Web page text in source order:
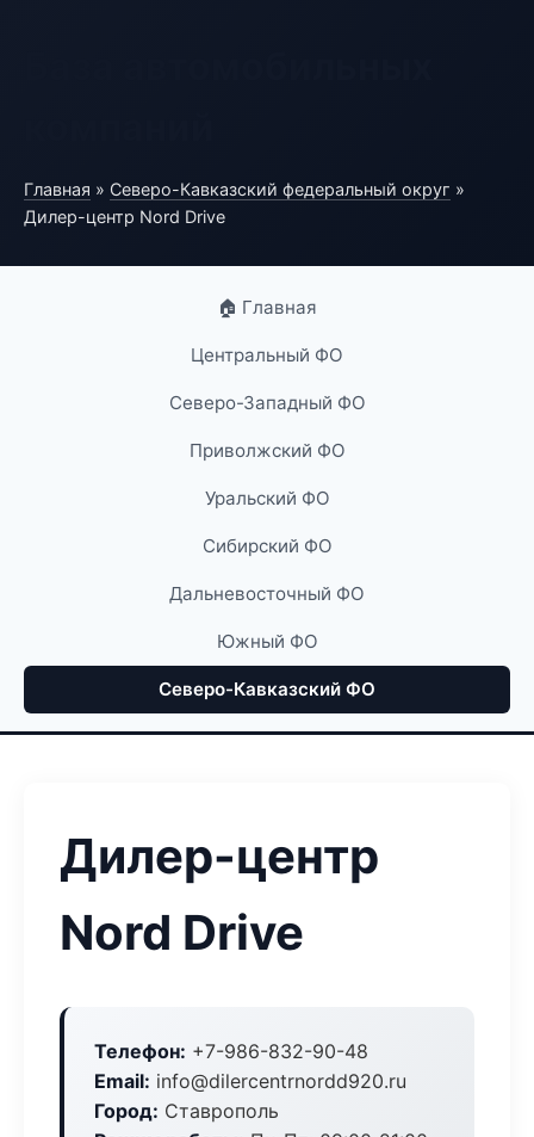
Главная » Северо-Кавказский федеральный округ »
Дилер-центр Nord Drive
🏠 Главная
Центральный ФО
Северо-Западный ФО
Приволжский ФО
Уральский ФО
Сибирский ФО
Дальневосточный ФО
Южный ФО
Северо-Кавказский ФО
Дилер-центр
Nord Drive
Телефон: +7-986-832-90-48
Email: info@dilercentrnordd920.ru
Город: Ставрополь